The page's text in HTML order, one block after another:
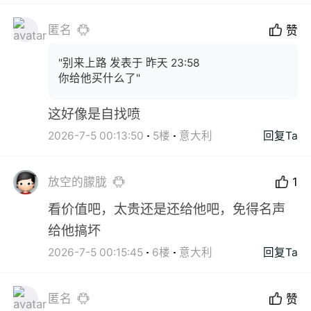
匿名 赞
"别来上路 发表于 昨天 23:58
你给他买什么了"
这好像是自找喷
2026-7-5 00:13:50 5楼 意大利 回复Ta
放空的朦胧 1
看价值吧，太贵还是还给他吧，免得名声
给他搞坏
2026-7-5 00:15:45 6楼 意大利 回复Ta
匿名 赞